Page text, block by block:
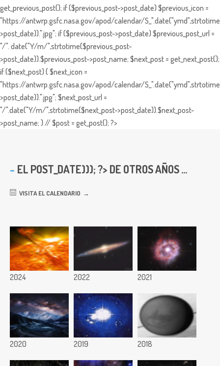
get_previous_post(); if ($previous_post->post_date) $previous_icon =
"https://antwrp.gsfc.nasa.gov/apod/calendar/
>post_date)).".jpg"; if ($previous_post->post_date) $previous_post_url =
"/". date("Y/m/",strtotime($previous_post-
>post_date)).$previous_post->post_name; $next_post = get_next_post();
if ($next_post) { $next_icon =
"https://antwrp.gsfc.nasa.gov/apod/calendar/
>post_date)).".jpg"; $next_post_url =
"/".date("Y/m/",strtotime($next_post->post_date)).$next_post-
>post_name; } // $post = get_post(); ?>
EL POST_DATE))); ?> DE OTROS AÑOS ...
VISITA EL CALENDARIO
2024 2022 2021
2020 2019 2018